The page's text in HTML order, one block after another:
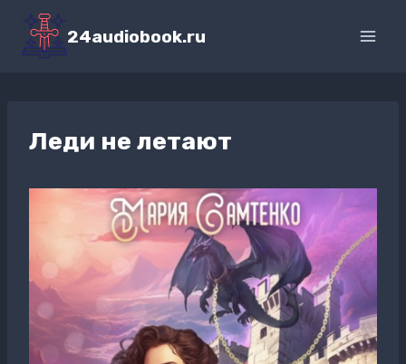
Перейти
содержимому
24audiobook.ru
Леди не летают